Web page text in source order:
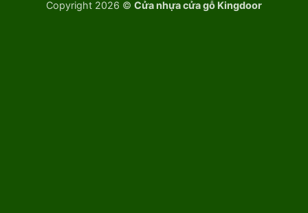
Copyright 2026 © Cửa nhựa cửa gỗ Kingdoor